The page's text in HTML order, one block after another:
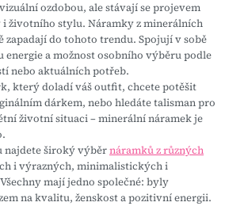
ozdobou, ale stávají se projevem
i životního stylu. Náramky z minerálních
zapadají do tohoto trendu. Spojují v sobě
energie a možnost osobního výběru podle
nebo aktuálních potřeb.
který doladí váš outfit, chcete potěšit
dárkem, nebo hledáte talisman pro
životní situaci –minerální náramek je
.
najdete široký výběrnáramků z různých
i výrazných, minimalistických i
mají jedno společné: byly
nakvalitu, ženskost a pozitivní energii.